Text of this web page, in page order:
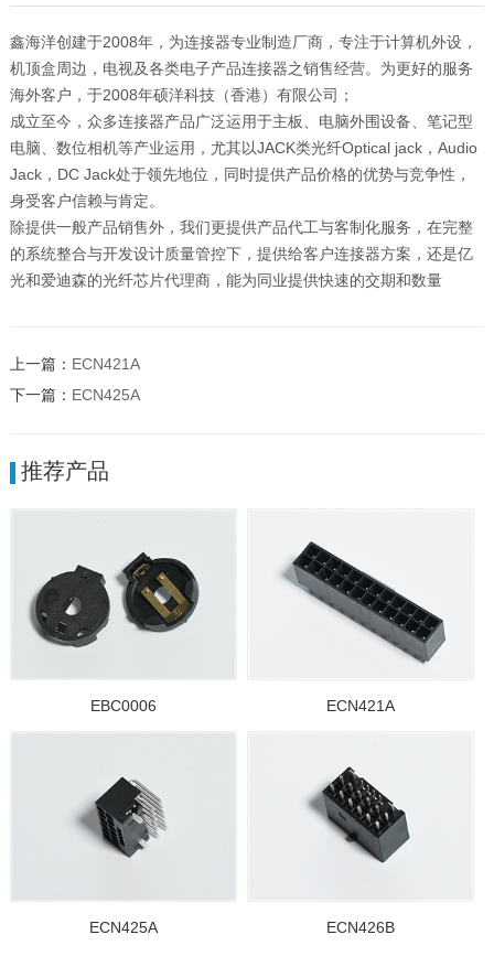
鑫海洋创建于2008年，为连接器专业制造厂商，专注于计算机外设，
机顶盒周边，电视及各类电子产品连接器之销售经营。为更好的服务
海外客户，于2008年硕洋科技（香港）有限公司；
成立至今，众多连接器产品广泛运用于主板、电脑外围设备、笔记型
电脑、数位相机等产业运用，尤其以JACK类光纤Optical jack，Audio
Jack，DC Jack处于领先地位，同时提供产品价格的优势与竞争性，
身受客户信赖与肯定。
除提供一般产品销售外，我们更提供产品代工与客制化服务，在完整
的系统整合与开发设计质量管控下，提供给客户连接器方案，还是亿
光和爱迪森的光纤芯片代理商，能为同业提供快速的交期和数量
上一篇： ECN421A
下一篇： ECN425A
推荐产品
EBC0006 ECN421A
ECN425A ECN426B